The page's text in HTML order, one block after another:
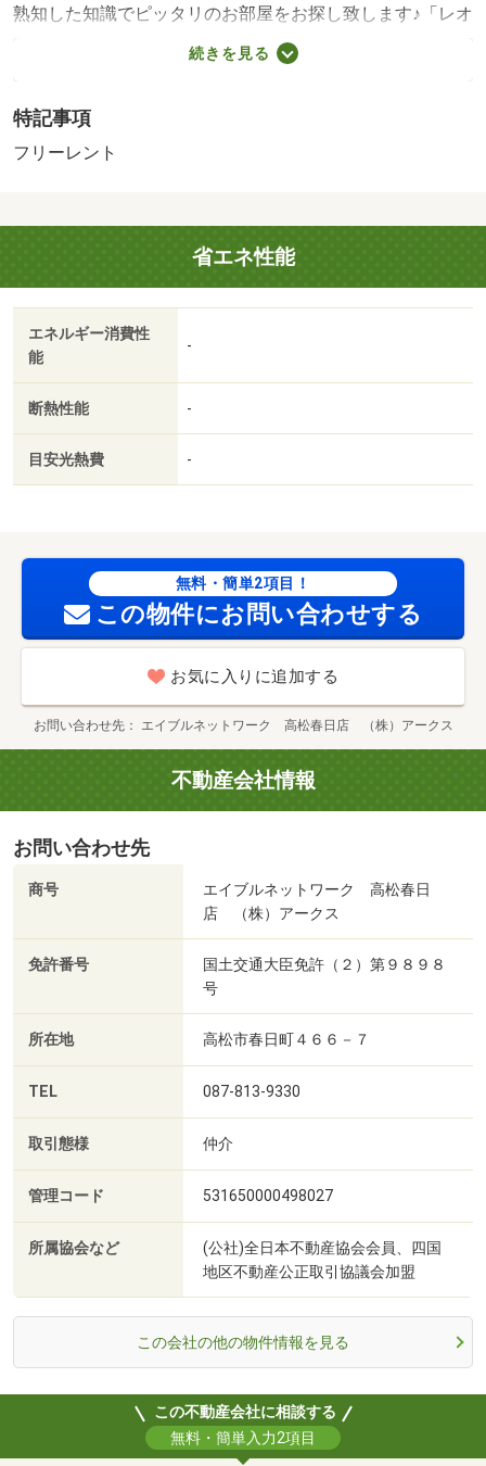
熟知した知識でピッタリのお部屋をお探し致します♪「レオ
パレス向日葵」のここがイチオシ。歩いて４７１ｍの場所
に、四季食彩館ムーミー 林店があります。浴室乾燥機を
特有の臭いを防げます。新しい土地での新しい暮らし。新
着情報：レオパレス向日葵の空室情報ならコチラ。四季食
乾燥機が付いています。駐輪場付きのアパートです。お部
屋探しも楽しく。高松市や高松琴平電気鉄道琴平線瓦町付
近のことなら当社へご連絡下さい。経験豊富なスタッフが
お待ちしております。・賃貸保証等：加入要（保証会社の
利用 利用料の１００％～１２０％）・鍵交換代：あり１
６，５００円～・フリーレントあり：１ヶ月/室内清掃費
続きを見る
特記事項
フリーレント
省エネ性能
エネルギー消費性
能
-
断熱性能 -
目安光熱費 -
無料・簡単2項目！
この物件にお問い合わせする
お気に入りに追加する
お問い合わせ先 エイブルネットワーク 高松春日店 （株）アークス
不動産会社情報
お問い合わせ先
商号
エイブルネットワーク 高松春日
店 （株）アークス
免許番号
国土交通大臣免許（２）第９８９８
号
所在地 高松市春日町４６６－７
TEL 087-813-9330
取引態様 仲介
管理コード 531650000498027
所属協会など
(公社)全日本不動産協会会員、四国
地区不動産公正取引協議会加盟
この会社の他の物件情報を見る
この不動産会社に相談する
無料・簡単入力2項目